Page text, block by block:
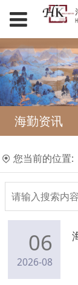
海勤资讯
您当前的位置:
06
2026-08